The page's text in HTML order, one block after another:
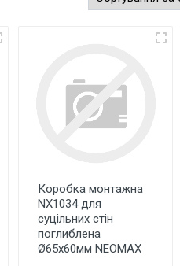
Коробка монтажна
NX1034 для
суцільних стін
поглиблена
Ø65х60мм NEOMAX